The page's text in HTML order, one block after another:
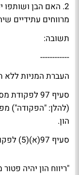
2. האם הבן
מרווחים עתידיים
תשובה:
------------
העברת המניות ללא
(להלן: "הפקודה")
הון.
סעיף 97(א)(5) לפקודה קובע כדלקמן:
"ריווח הון יהיה